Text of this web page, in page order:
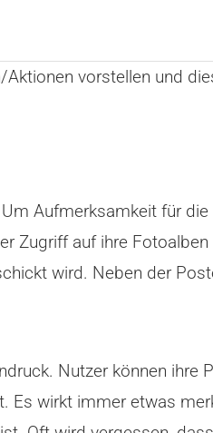
vorstellen und
Aufmerksamkeit für
Zugriff auf ihre
wird. Neben der
Nutzer können ihre
Es wirkt immer etwas